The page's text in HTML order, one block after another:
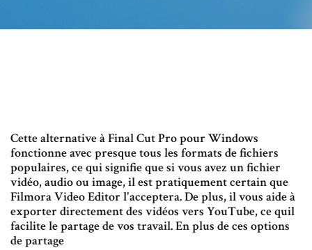
Cette alternative à Final Cut Pro pour Windows
fonctionne avec presque tous les formats de fichiers
populaires, ce qui signifie que si vous avez un fichier
vidéo, audio ou image, il est pratiquement certain que
Filmora Video Editor l'acceptera. De plus, il vous aide à
exporter directement des vidéos vers YouTube, ce quil
facilite le partage de vos travail. En plus de ces options
de partage